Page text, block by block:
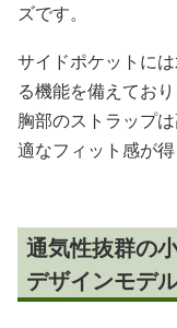
ズです。
サイドポケットに
る機能を備えてお
胸部のストラップ
適なフィット感が得
通気性抜群の
デザインモデ